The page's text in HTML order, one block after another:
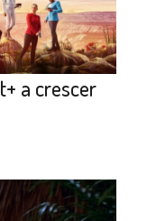
a crescer